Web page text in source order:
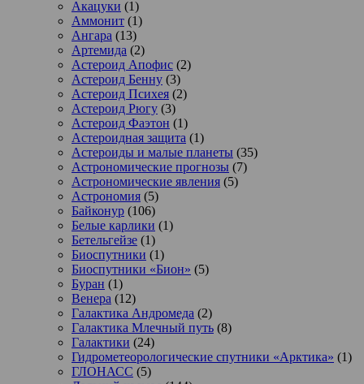
Акацуки (1)
Аммонит (1)
Ангара (13)
Артемида (2)
Астероид Апофис (2)
Астероид Бенну (3)
Астероид Психея (2)
Астероид Рюгу (3)
Астероид Фаэтон (1)
Астероидная защита (1)
Астероиды и малые планеты (35)
Астрономические прогнозы (7)
Астрономические явления (5)
Астрономия (5)
Байконур (106)
Белые карлики (1)
Бетельгейзе (1)
Биоспутники (1)
Биоспутники «Бион» (5)
Буран (1)
Венера (12)
Галактика Андромеда (2)
Галактика Млечный путь (8)
Галактики (24)
Гидрометеорологические спутники «Арктика» (1)
ГЛОНАСС (5)